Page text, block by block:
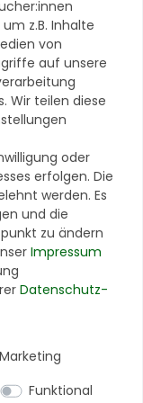
zeigen es Ihnen
Produktmuster
Produktmuster-
von der Qualität
ca. 7 x 10 cm von
diesem Moment im
und
Farbtons und
von Natur aus den
Farbe und
z.B. Inhalte
von
auf unsere
Wir teilen diese
oder
erfolgen. Die
werden. Es
und die
zu ändern
Impressum
Daten­schutz­
Marketing
Funktional